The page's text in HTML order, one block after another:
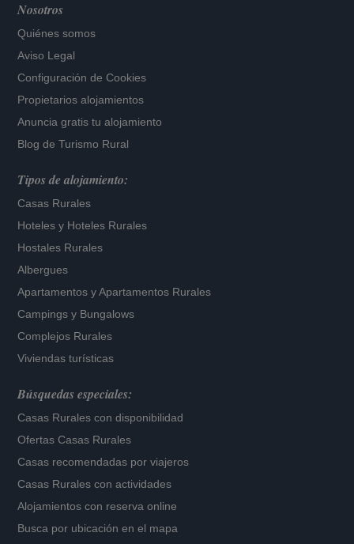
Nosotros
Quiénes somos
Aviso Legal
Configuración de Cookies
Propietarios alojamientos
Anuncia gratis tu alojamiento
Blog de Turismo Rural
Tipos de alojamiento:
Casas Rurales
Hoteles y Hoteles Rurales
Hostales Rurales
Albergues
Apartamentos yApartamentos Rurales
Campings y Bungalows
Complejos Rurales
Viviendas turísticas
Búsquedas especiales:
Casas Rurales con disponibilidad
Ofertas Casas Rurales
Casas recomendadas por viajeros
Casas Rurales con actividades
Alojamientos con reserva online
Busca por ubicación en el mapa